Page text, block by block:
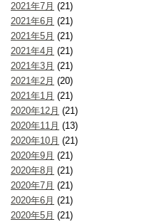
2021年7月 (21)
2021年6月 (21)
2021年5月 (21)
2021年4月 (21)
2021年3月 (21)
2021年2月 (20)
2021年1月 (21)
2020年12月 (21)
2020年11月 (13)
2020年10月 (21)
2020年9月 (21)
2020年8月 (21)
2020年7月 (21)
2020年6月 (21)
2020年5月 (21)